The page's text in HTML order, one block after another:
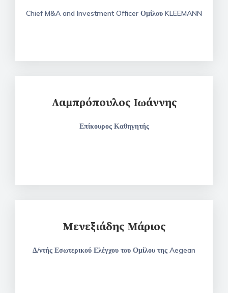
Chief M&A and Investment Officer Ομίλου KLEEMANN
Λαμπρόπουλος Ιωάννης
Επίκουρος Καθηγητής
Μενεξιάδης Μάριος
Δ/ντής Εσωτερικού Ελέγχου του Ομίλου της Aegean